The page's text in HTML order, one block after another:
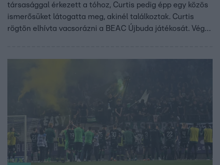
társasággal érkezett a tóhoz, Curtis pedig épp egy közös
ismerősüket látogatta meg, akinél találkoztak. Curtis
rögtön elhívta vacsorázni a BEAC Újbuda játékosát. Végül